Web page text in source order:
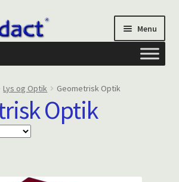
Menu
Lys og Optik Geometrisk Optik
Optik